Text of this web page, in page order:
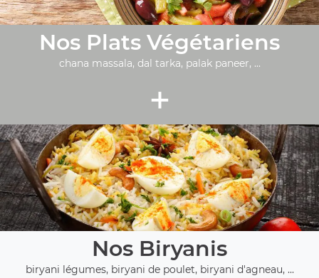
Nos Plats Végétariens
chana massala, dal tarka, palak paneer, ...
+
Nos Biryanis
biryani légumes, biryani de poulet, biryani d'agneau, ...